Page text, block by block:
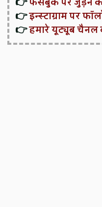
👉इन्स्टाग्राम पर
👉हमारे यूट्यूब चैनल